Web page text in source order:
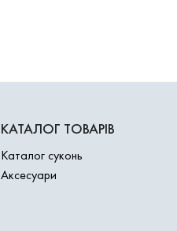
КАТАЛОГ ТОВАРІВ
Каталог суконь
Аксесуари